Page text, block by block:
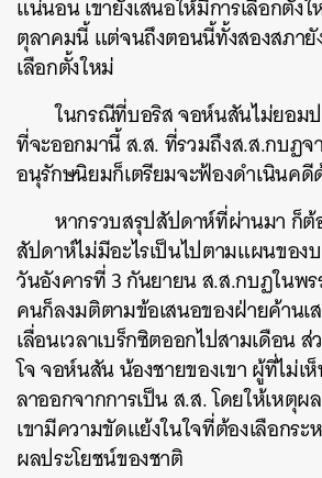
แน่นอน เขายังเสนอให้มีการเลือกตั้ง
ตุลาคมนี้ แต่จนถึงตอนนี้ทั้งสองสภายั
เลือกตั้งใหม่
ในกรณีที่บอริส จอห์นสันไม่ยอม
ที่จะออกมานี้ ส.ส. ที่รวมถึงส.ส.กบฏจ
อนุรักษนิยมก็เตรียมจะฟ้องดำเนินคดี
หากรวบสรุปสัปดาห์ที่ผ่านมา ก็ต้
สัปดาห์ไม่มีอะไรเป็นไปตามแผนของ
วันอังคารที่ 3 กันยายน ส.ส.กบฏในพ
คนก็ลงมติตามข้อเสนอของฝ่ายค้านเ
เลื่อนเวลาเบร็กซิตออกไปสามเดือน
โจ จอห์นสัน น้องชายของเขา ผู้ที่ไม่เ
ลาออกจากการเป็น ส.ส. โดยให้เหตุผ
เขามีความขัดแย้งในใจที่ต้องเลือกร
ผลประโยชน์ของชาติ